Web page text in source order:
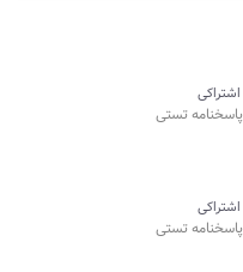
اشتراکی
پاسخنامه تستی
اشتراکی
پاسخنامه تستی